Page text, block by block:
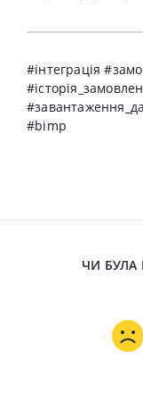
#інтеграція
#bimp
ЧИ БУЛА